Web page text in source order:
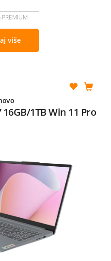
više
16GB/1TB Win 11 Pro